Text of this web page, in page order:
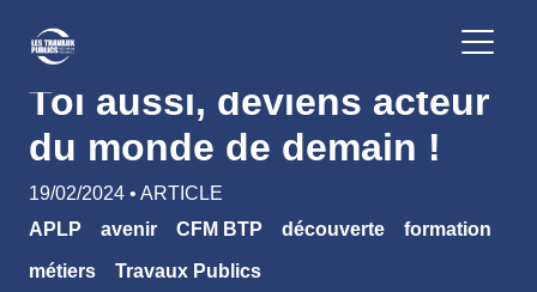
Toi aussi, deviens acteur
du monde de demain !
19/02/2024 • ARTICLE
APLP
avenir CFM BTP découverte formation
métiers Travaux Publics